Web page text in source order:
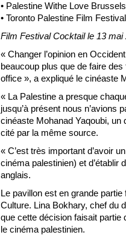
• Palestine Withe Love
• Toronto Palestine Film
Film Festival Cocktail le 13
« Changer l’opinion en
beaucoup plus que de faire
office », a expliqué le cinéaste
« La Palestine a presque
jusqu’à présent nous n’avions
cinéaste Mohanad Yaqoubi,
cité par la même source.
« C’est très important d’avoir
cinéma palestinien) et d’établir
anglais.
Le pavillon est en grande
Culture. Lina Bokhary, chef du
que cette décision faisait partie
le cinéma palestinien.